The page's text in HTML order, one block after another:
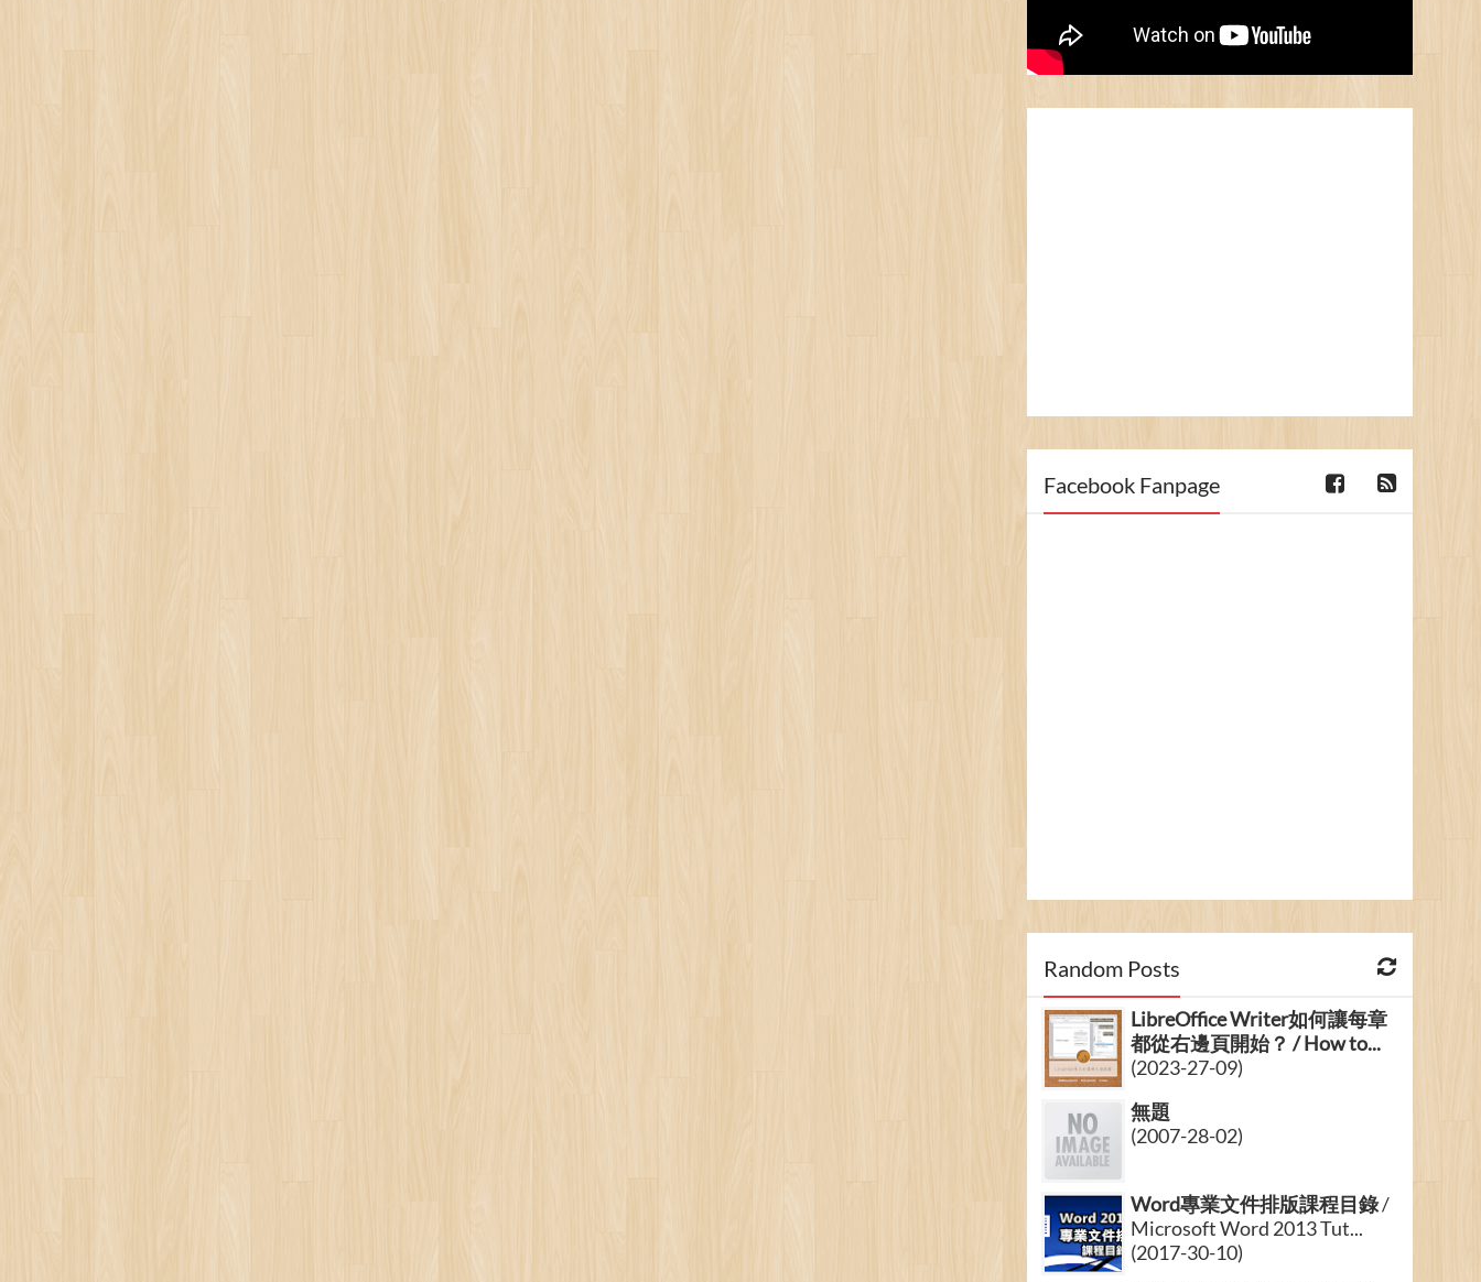
Facebook Fanpage
Random Posts
LibreOffice Writer如何讓每章
都從右邊頁開始？ / How to...
(2023-27-09)
無題
(2007-28-02)
Word專業文件排版課程目錄/
Microsoft Word 2013 Tut...
(2017-30-10)